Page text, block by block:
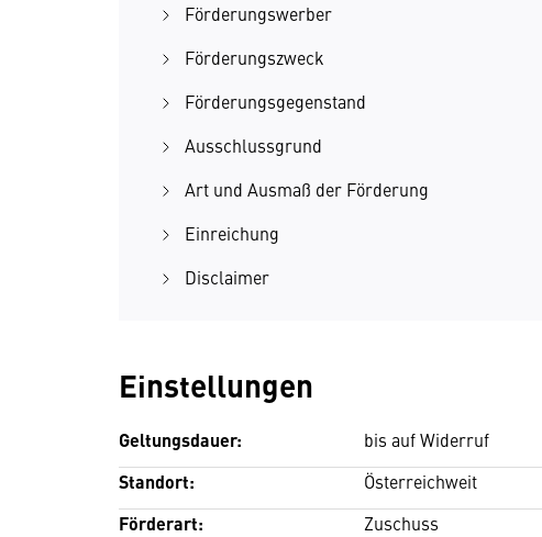
Förderungswerber
Förderungszweck
Förderungsgegenstand
Ausschlussgrund
Art und Ausmaß der Förderung
Einreichung
Disclaimer
Einstellungen
Geltungsdauer: bis auf Widerruf
Standort: Österreichweit
Förderart: Zuschuss